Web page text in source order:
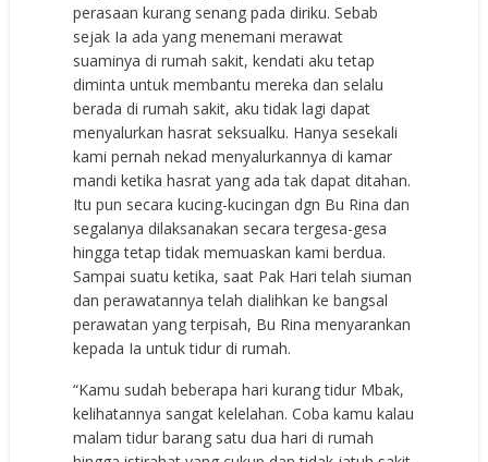
perasaan kurang senang pada diriku. Sebab
sejak Ia ada yang menemani merawat
suaminya di rumah sakit, kendati aku tetap
diminta untuk membantu mereka dan selalu
berada di rumah sakit, aku tidak lagi dapat
menyalurkan hasrat seksualku. Hanya sesekali
kami pernah nekad menyalurkannya di kamar
mandi ketika hasrat yang ada tak dapat ditahan.
Itu pun secara kucing-kucingan dgn Bu Rina dan
segalanya dilaksanakan secara tergesa-gesa
hingga tetap tidak memuaskan kami berdua.
Sampai suatu ketika, saat Pak Hari telah siuman
dan perawatannya telah dialihkan ke bangsal
perawatan yang terpisah, Bu Rina menyarankan
kepada Ia untuk tidur di rumah.
“Kamu sudah beberapa hari kurang tidur Mbak,
kelihatannya sangat kelelahan. Coba kamu kalau
malam tidur barang satu dua hari di rumah